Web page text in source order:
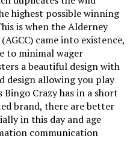
highest possible winning
is when the Alderney
came into existence,
to minimal wager
a beautiful design with
design allowing you play
Crazy has in a short
brand, there are better
in this day and age
communication